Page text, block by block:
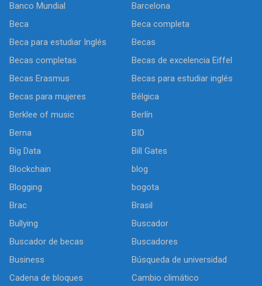
Banco Mundial
Barcelona
Beca
Beca completa
Beca para estudiar Inglés
Becas
Becas completas
Becas de excelencia Eiffel
Becas Erasmus
Becas para estudiar inglés
Becas para mujeres
Bélgica
Berklee of music
Berlín
Berna
BID
Big Data
Bill Gates
Blockchain
blog
Blogging
bogota
Brac
Brasil
Bullying
Buscador
Buscador de becas
Buscadores
Business
Búsqueda de universidad
Cadena de bloques
Cambio climático